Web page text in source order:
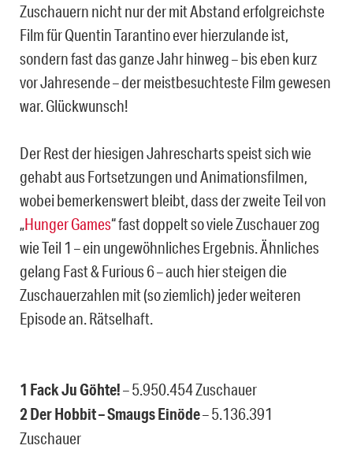
Zuschauern nicht nur der mit Abstand erfolgreichste
Film für Quentin Tarantino ever hierzulande ist,
sondern fast das ganze Jahr hinweg – bis eben kurz
vor Jahresende – der meistbesuchteste Film gewesen
war. Glückwunsch!
Der Rest der hiesigen Jahrescharts speist sich wie
gehabt aus Fortsetzungen und Animationsfilmen,
wobei bemerkenswert bleibt, dass der zweite Teil von
„Hunger Games“ fast doppelt so viele Zuschauer zog
wie Teil 1 – ein ungewöhnliches Ergebnis. Ähnliches
gelang Fast & Furious 6 – auch hier steigen die
Zuschauerzahlen mit (so ziemlich) jeder weiteren
Episode an. Rätselhaft.
1 Fack Ju Göhte!– 5.950.454 Zuschauer
2 Der Hobbit – Smaugs Einöde– 5.136.391
Zuschauer